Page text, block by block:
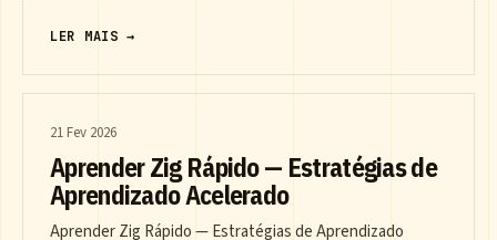
LER MAIS →
21 Fev 2026
Aprender Zig Rápido — Estratégias de
Aprendizado Acelerado
Aprender Zig Rápido — Estratégias de Aprendizado